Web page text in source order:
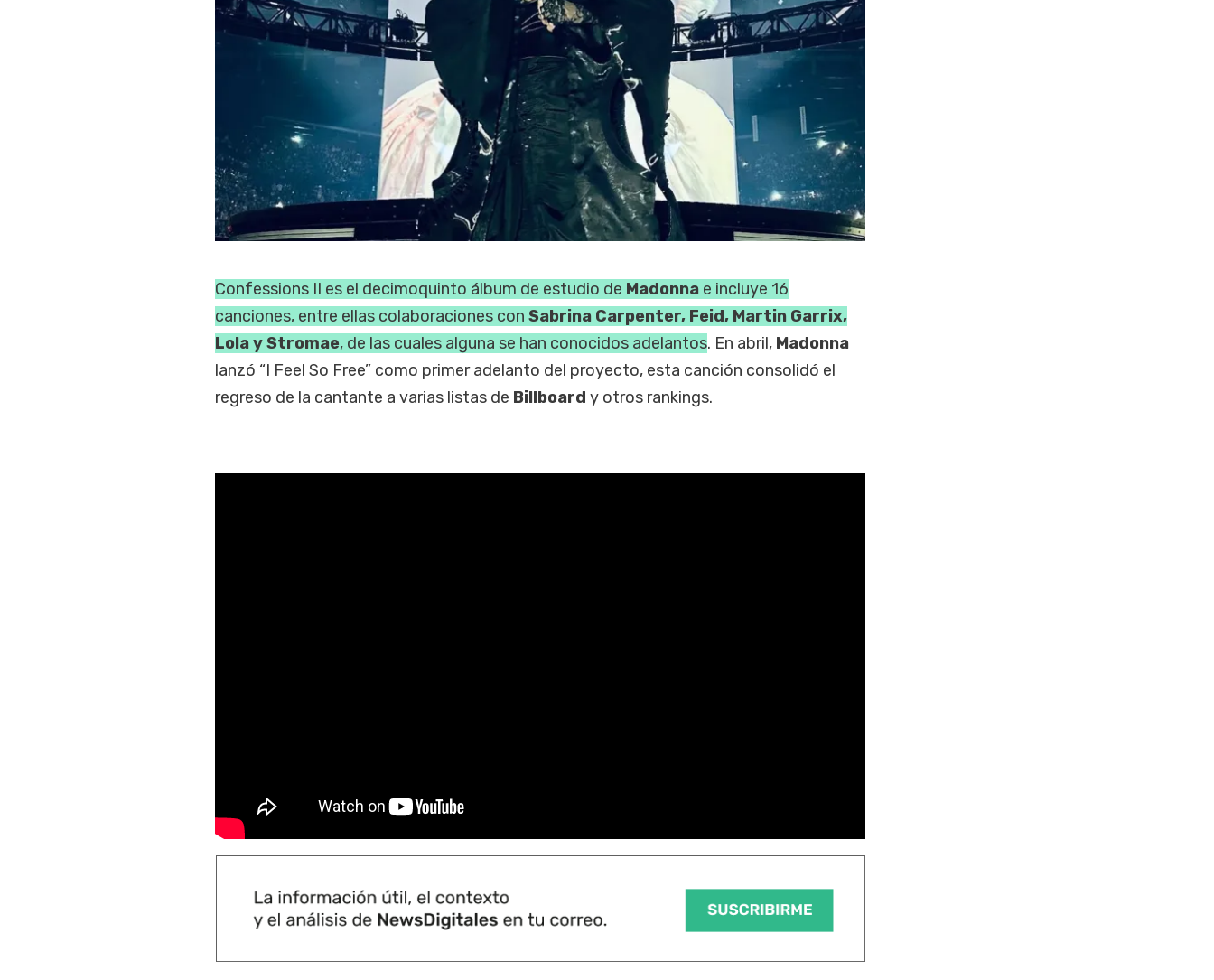
Confessions II es el decimoquinto álbum de estudio de Madonnae incluye 16
canciones, entre ellas colaboraciones con Sabrina Carpenter, Feid, Martin Garrix,
Lola y Stromae, de las cuales alguna se han conocidos adelantos. En abril, Madonna
lanzó “I Feel So Free” como primer adelanto del proyecto, esta canción consolidó el
regreso de la cantante a varias listas de Billboard y otros rankings.